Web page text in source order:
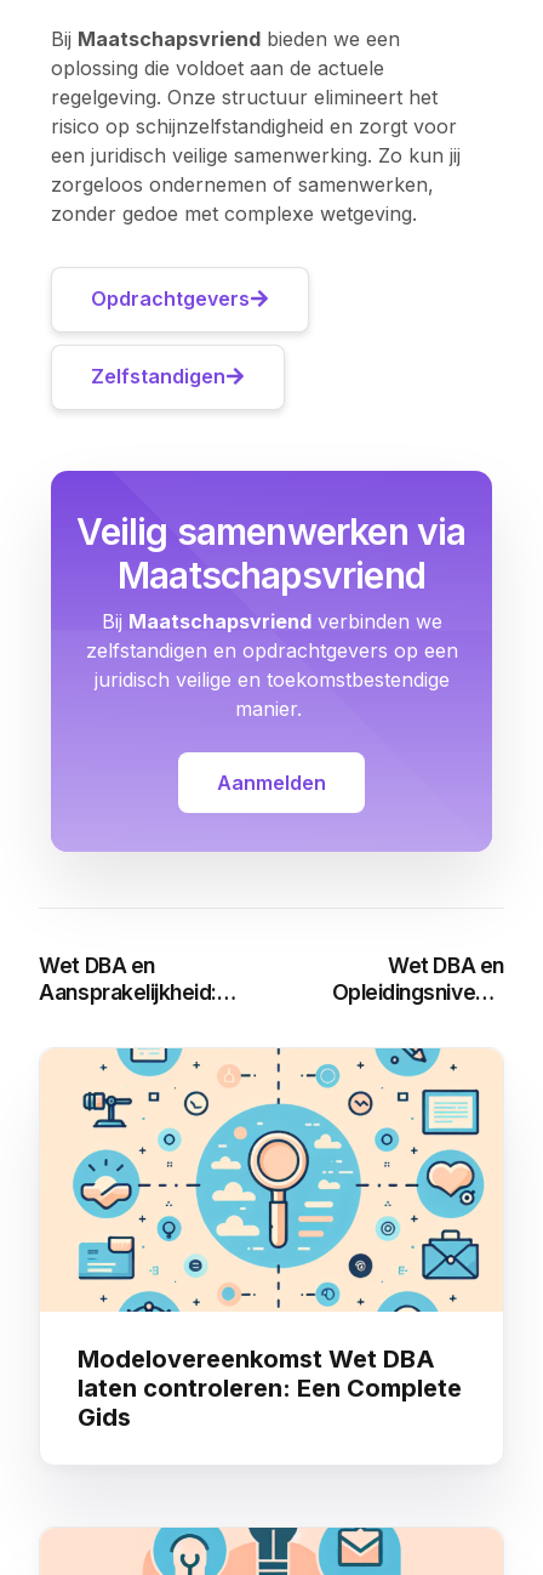
Bij Maatschapsvriend bieden we een
oplossing die voldoet aan de actuele
regelgeving. Onze structuur elimineert het
risico op schijnzelfstandigheid en zorgt voor
een juridisch veilige samenwerking. Zo kun jij
zorgeloos ondernemen of samenwerken,
zonder gedoe met complexe wetgeving.
Opdrachtgevers
Zelfstandigen
Veilig samenwerken via
Maatschapsvriend
Bij Maatschapsvriendverbinden we
zelfstandigen en opdrachtgevers op een
juridisch veilige en toekomstbestendige
manier.
Aanmelden
Wet DBA en
Aansprakelijkheid:
weten
Wet DBA en
Opleidingsniveau:
weten
You may also like
Modelovereenkomst Wet DBA
laten controleren: Een Complete
Gids